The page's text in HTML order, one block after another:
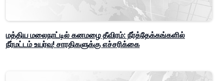
மத்திய மலைநாட்டில் கனமழை தீவிரம்: நீர்த்தேக்கங்களில்
நீர்மட்டம் உயர்வு! சாரதிகளுக்கு எச்சரிக்கை